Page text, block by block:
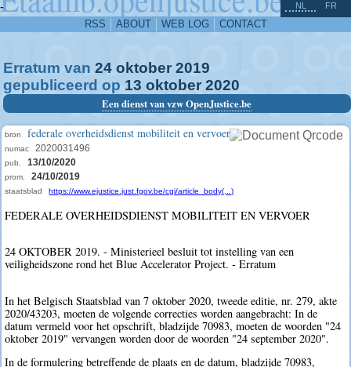
-
RSS ABOUT WEB LOG CONTACT
NL FR
Erratum van 24 oktober 2019
gepubliceerd op 13 oktober 2020
Een dienst van vzw OpenJustice.be
bron federale overheidsdienst mobiliteit en vervoer
numac 2020031496
pub. 13/10/2020
prom. 24/10/2019
staatsblad https://www.ejustice.just.fgov.be/cgi/article_body(...)
FEDERALE OVERHEIDSDIENST MOBILITEIT EN VERVOER
24 OKTOBER 2019. - Ministerieel besluit tot instelling van een
veiligheidszone rond het Blue Accelerator Project. - Erratum
In het Belgisch Staatsblad van 7 oktober 2020, tweede editie, nr. 279, akte
2020/43203, moeten de volgende correcties worden aangebracht: In de
datum vermeld voor het opschrift, bladzijde 70983, moeten de woorden "24
oktober 2019" vervangen worden door de woorden "24 september 2020".
In de formulering betreffende de plaats en de datum, bladzijde 70983,
^